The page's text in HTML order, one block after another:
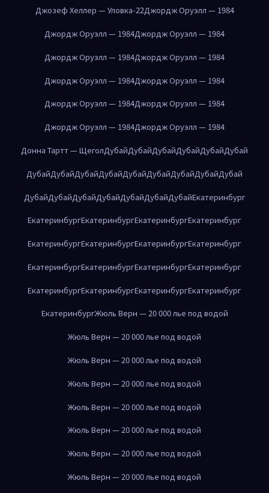
Джозеф Хеллер — Уловка-22Джордж Оруэлл — 1984
Джордж Оруэлл — 1984Джордж Оруэлл — 1984
Джордж Оруэлл — 1984Джордж Оруэлл — 1984
Джордж Оруэлл — 1984Джордж Оруэлл — 1984
Джордж Оруэлл — 1984Джордж Оруэлл — 1984
Джордж Оруэлл — 1984Джордж Оруэлл — 1984
Донна Тартт — ЩеголДубайДубайДубайДубайДубайДубай
ДубайДубайДубайДубайДубайДубайДубайДубайДубай
ДубайДубайДубайДубайДубайДубайДубайЕкатеринбург
ЕкатеринбургЕкатеринбургЕкатеринбургЕкатеринбург
ЕкатеринбургЕкатеринбургЕкатеринбургЕкатеринбург
ЕкатеринбургЕкатеринбургЕкатеринбургЕкатеринбург
ЕкатеринбургЕкатеринбургЕкатеринбургЕкатеринбург
ЕкатеринбургЖюль Верн — 20 000 лье под водой
Жюль Верн — 20 000 лье под водой
Жюль Верн — 20 000 лье под водой
Жюль Верн — 20 000 лье под водой
Жюль Верн — 20 000 лье под водой
Жюль Верн — 20 000 лье под водой
Жюль Верн — 20 000 лье под водой
Жюль Верн — 20 000 лье под водой